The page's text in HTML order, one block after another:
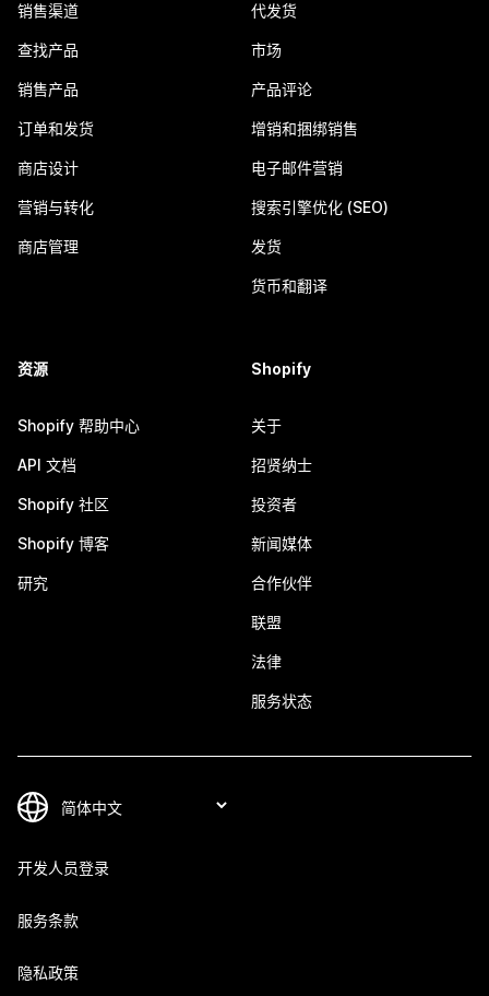
销售渠道
查找产品
销售产品
订单和发货
商店设计
营销与转化
商店管理
代发货
市场
产品评论
增销和捆绑销售
电子邮件营销
搜索引擎优化 (SEO)
发货
货币和翻译
资源
Shopify 帮助中心
API 文档
Shopify 社区
Shopify 博客
研究
Shopify
关于
招贤纳士
投资者
新闻媒体
合作伙伴
联盟
法律
服务状态
开发人员登录
服务条款
隐私政策